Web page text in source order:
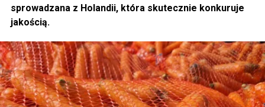
sprowadzana z Holandii, która skutecznie konkuruje
jakością.